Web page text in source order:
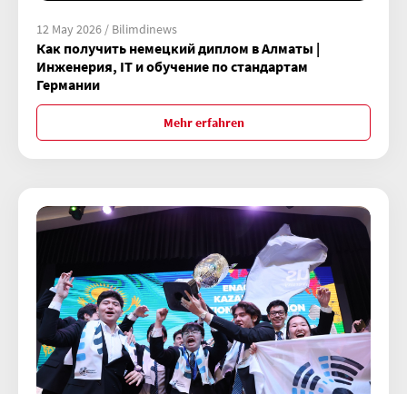
12 May 2026 / Bilimdinews
Как получить немецкий диплом в Алматы |
Инженерия, IT и обучение по стандартам
Германии
Mehr erfahren